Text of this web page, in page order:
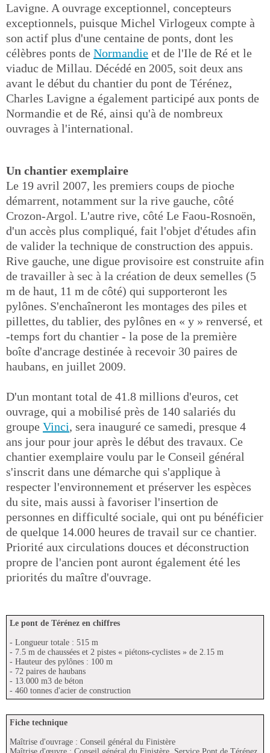
Lavigne. A ouvrage exceptionnel, concepteurs
exceptionnels, puisque Michel Virlogeux compte à
son actif plus d'une centaine de ponts, dont les
célèbres ponts de Normandie et de l'Ile de Ré et le
viaduc de Millau. Décédé en 2005, soit deux ans
avant le début du chantier du pont de Térénez,
Charles Lavigne a également participé aux ponts de
Normandie et de Ré, ainsi qu'à de nombreux
ouvrages à l'international.
Un chantier exemplaire
Le 19 avril 2007, les premiers coups de pioche
démarrent, notamment sur la rive gauche, côté
Crozon-Argol. L'autre rive, côté Le Faou-Rosnoën,
d'un accès plus compliqué, fait l'objet d'études afin
de valider la technique de construction des appuis.
Rive gauche, une digue provisoire est construite afin
de travailler à sec à la création de deux semelles (5
m de haut, 11 m de côté) qui supporteront les
pylônes. S'enchaîneront les montages des piles et
pillettes, du tablier, des pylônes en « y » renversé, et
-temps fort du chantier - la pose de la première
boîte d'ancrage destinée à recevoir 30 paires de
haubans, en juillet 2009.
D'un montant total de 41.8 millions d'euros, cet
ouvrage, qui a mobilisé près de 140 salariés du
groupe Vinci, sera inauguré ce samedi, presque 4
ans jour pour jour après le début des travaux. Ce
chantier exemplaire voulu par le Conseil général
s'inscrit dans une démarche qui s'applique à
respecter l'environnement et préserver les espèces
du site, mais aussi à favoriser l'insertion de
personnes en difficulté sociale, qui ont pu bénéficier
de quelque 14.000 heures de travail sur ce chantier.
Priorité aux circulations douces et déconstruction
propre de l'ancien pont auront également été les
priorités du maître d'ouvrage.
Le pont de Térénez en chiffres
- Longueur totale : 515 m
- 7.5 m de chaussées et 2 pistes « piétons-cyclistes » de 2.15 m
- Hauteur des pylônes : 100 m
- 72 paires de haubans
- 13.000 m3 de béton
- 460 tonnes d'acier de construction
Fiche technique
Maîtrise d'ouvrage : Conseil général du Finistère